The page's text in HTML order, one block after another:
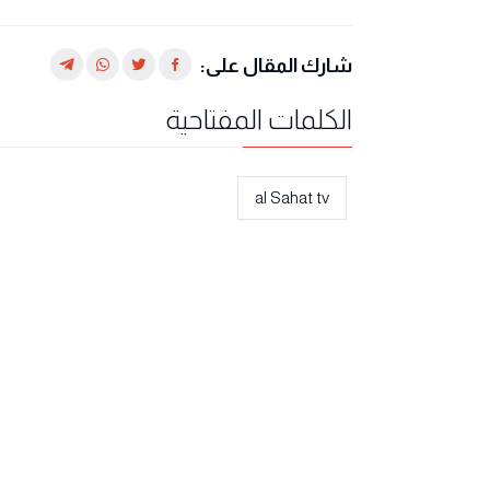
شارك المقال على:
الكلمات المفتاحية
al Sahat tv